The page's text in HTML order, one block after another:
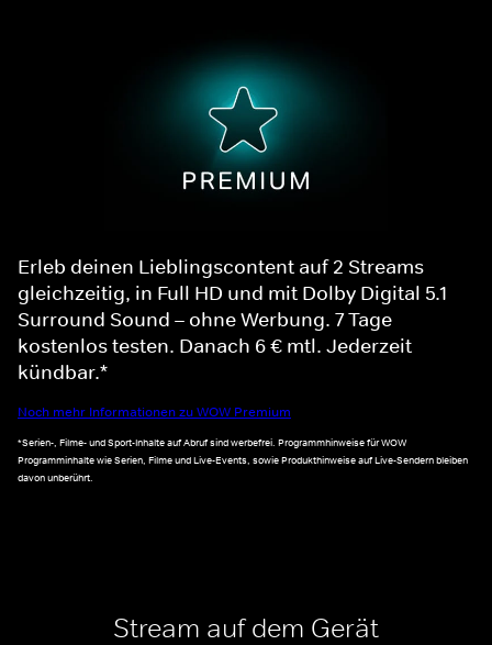
Erleb deinen Lieblingscontent auf 2 Streams
gleichzeitig, in Full HD und mit Dolby Digital 5.1
Surround Sound – ohne Werbung. 7 Tage
kostenlos testen. Danach 6 € mtl. Jederzeit
kündbar.*
Noch mehr Informationen zu WOW Premium
*Serien-, Filme- und Sport-Inhalte auf Abruf sind werbefrei. Programmhinweise für WOW
Programminhalte wie Serien, Filme und Live-Events, sowie Produkthinweise auf Live-Sendern bleiben
davon unberührt.
Stream auf dem Gerät